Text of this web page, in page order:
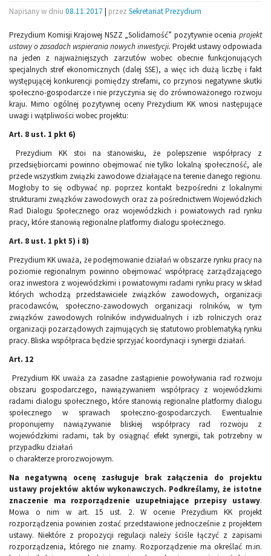
Napisany w dniu 08.11.2017 przez Sekretariat Prezydium
Prezydium Komisji Krajowej NSZZ „Solidarność” pozytywnie ocenia projekt
ustawy o zasadach wspierania nowych inwestycji. Projekt ustawy odpowiada
na jeden z najważniejszych zarzutów wobec obecnie funkcjonujących
specjalnych stref ekonomicznych (dalej SSE), a więc ich dużą liczbę i fakt
występującej konkurencji pomiędzy strefami, co przynosi negatywne skutki
społeczno-gospodarcze i nie przyczynia się do zrównoważonego rozwoju
kraju. Mimo ogólnej pozytywnej oceny Prezydium KK wnosi następujące
uwagi i wątpliwości wobec projektu:
Art. 8 ust. 1 pkt 6)
Prezydium KK stoi na stanowisku, że polepszenie współpracy z
przedsiębiorcami powinno obejmować nie tylko lokalną społeczność, ale
przede wszystkim związki zawodowe działające na terenie danego regionu.
Mogłoby to się odbywać np. poprzez kontakt bezpośredni z lokalnymi
strukturami związków zawodowych oraz za pośrednictwem Wojewódzkich
Rad Dialogu Społecznego oraz wojewódzkich i powiatowych rad rynku
pracy, które stanowią regionalne platformy dialogu społecznego.
Art. 8 ust. 1 pkt 5) i 8)
Prezydium KK uważa, że podejmowanie działań w obszarze rynku pracy na
poziomie regionalnym powinno obejmować współpracę zarządzającego
oraz inwestora z wojewódzkimi i powiatowymi radami rynku pracy w skład
których wchodzą przedstawiciele związków zawodowych, organizacji
pracodawców, społeczno-zawodowych organizacji rolników, w tym
związków zawodowych rolników indywidualnych i izb rolniczych oraz
organizacji pozarządowych zajmujących się statutowo problematyką rynku
pracy. Bliska współpraca będzie sprzyjać koordynacji i synergii działań.
Art. 12
Prezydium KK uważa za zasadne zastąpienie powoływania rad rozwoju
obszaru gospodarczego, nawiązywaniem współpracy z wojewódzkimi
radami dialogu społecznego, które stanowią regionalne platformy dialogu
społecznego w sprawach społeczno-gospodarczych. Ewentualnie
proponujemy nawiązywanie bliskiej współpracy rad rozwoju z
wojewódzkimi radami, tak by osiągnąć efekt synergii, tak potrzebny w
przypadku działań
o charakterze prorozwojowym.
Na negatywną ocenę zasługuje brak załączenia do projektu
ustawy projektów aktów wykonawczych. Podkreślamy, że istotne
znaczenie ma rozporządzenie uzupełniające przepisy ustawy.
Mowa o nim w art. 15 ust. 2. W ocenie Prezydium KK projekt
rozporządzenia powinien zostać przedstawione jednocześnie z projektem
ustawy. Niektóre z propozycji regulacji należy ściśle łączyć z zapisami
rozporządzenia, którego nie znamy. Rozporządzenie ma określać m.in.